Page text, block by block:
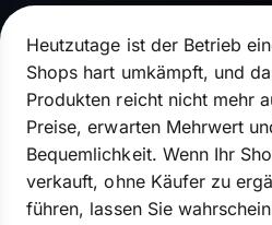
Heutzutage ist der Betrieb
Shops hart umkämpft, und
Produkten reicht nicht mehr
Preise, erwarten Mehrwert
Bequemlichkeit. Wenn Ihr
verkauft, ohne Käufer zu
führen, lassen Sie